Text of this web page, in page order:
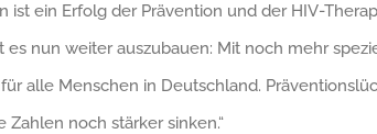
ist ein Erfolg der Prävention und der HIV-
nun weiter auszubauen: Mit noch mehr
alle Menschen in Deutschland.
noch stärker sinken.“